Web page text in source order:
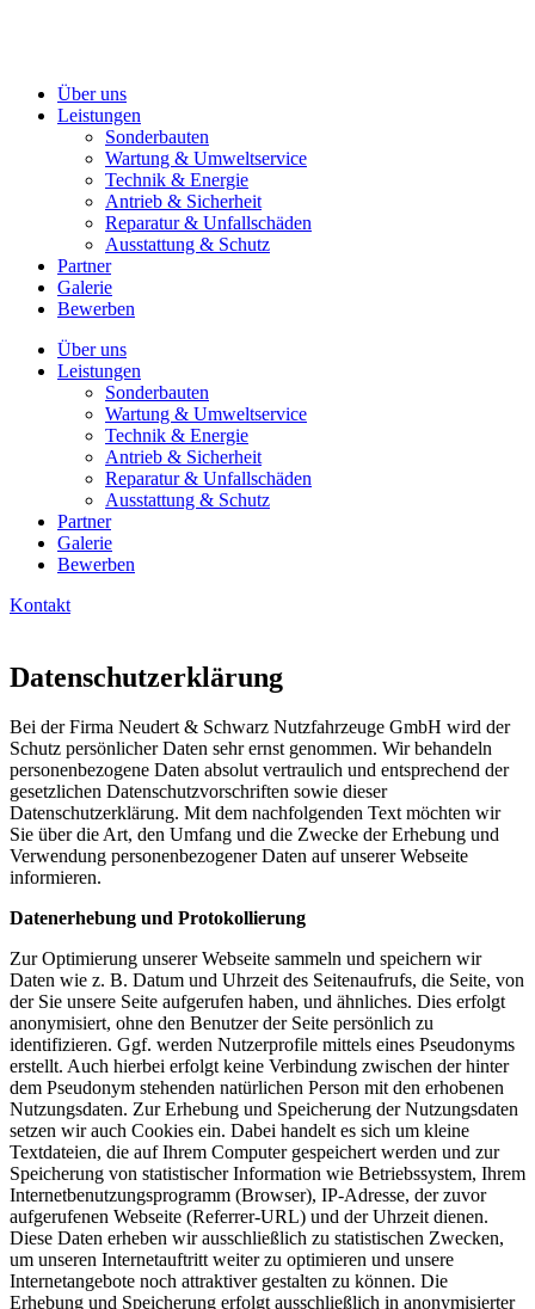
Über uns
Leistungen
Sonderbauten
Wartung & Umweltservice
Technik & Energie
Antrieb & Sicherheit
Reparatur & Unfallschäden
Ausstattung & Schutz
Partner
Galerie
Bewerben
Über uns
Leistungen
Sonderbauten
Wartung & Umweltservice
Technik & Energie
Antrieb & Sicherheit
Reparatur & Unfallschäden
Ausstattung & Schutz
Partner
Galerie
Bewerben
Kontakt
Datenschutzerklärung
Bei der Firma Neudert & Schwarz Nutzfahrzeuge GmbH wird der
Schutz persönlicher Daten sehr ernst genommen. Wir behandeln
personenbezogene Daten absolut vertraulich und entsprechend der
gesetzlichen Datenschutzvorschriften sowie dieser
Datenschutzerklärung. Mit dem nachfolgenden Text möchten wir
Sie über die Art, den Umfang und die Zwecke der Erhebung und
Verwendung personenbezogener Daten auf unserer Webseite
informieren.
Datenerhebung und Protokollierung
Zur Optimierung unserer Webseite sammeln und speichern wir
Daten wie z. B. Datum und Uhrzeit des Seitenaufrufs, die Seite, von
der Sie unsere Seite aufgerufen haben, und ähnliches. Dies erfolgt
anonymisiert, ohne den Benutzer der Seite persönlich zu
identifizieren. Ggf. werden Nutzerprofile mittels eines Pseudonyms
erstellt. Auch hierbei erfolgt keine Verbindung zwischen der hinter
dem Pseudonym stehenden natürlichen Person mit den erhobenen
Nutzungsdaten. Zur Erhebung und Speicherung der Nutzungsdaten
setzen wir auch Cookies ein. Dabei handelt es sich um kleine
Textdateien, die auf Ihrem Computer gespeichert werden und zur
Speicherung von statistischer Information wie Betriebssystem, Ihrem
Internetbenutzungsprogramm (Browser), IP-Adresse, der zuvor
aufgerufenen Webseite (Referrer-URL) und der Uhrzeit dienen.
Diese Daten erheben wir ausschließlich zu statistischen Zwecken,
um unseren Internetauftritt weiter zu optimieren und unsere
Internetangebote noch attraktiver gestalten zu können. Die
Erhebung und Speicherung erfolgt ausschließlich in anonymisierter